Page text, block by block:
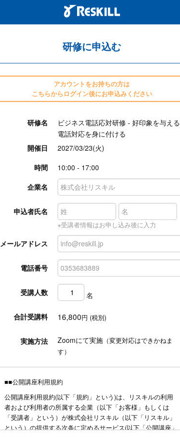
研修に申込む
アカウントをお持ちの方は
こちらからログイン後にお申込みください
研修名
ビジネス電話応対研修 - 好印象を与える
電話対応を身に付ける
開催日
2027/03/23(火)
時間
10:00 - 17:00
企業名
申込者氏名
※受講者情報はお申し込み後に入力
メールアドレス
電話番号
受講人数 名
合計受講料 16,800円 (税別)
実施方法 Zoomにて実施 （変更対応はできかねま
す）
■■公開講座利用規約
公開講座利用規約(以下「規約」という)は、リスキルの利用
者および利用者の所属する企業（以下「お客様」もしくは
「受講者」という）が株式会社リスキル（以下「リスキル」
という）の提供する次条に定めるサービス(以下「公開講座」